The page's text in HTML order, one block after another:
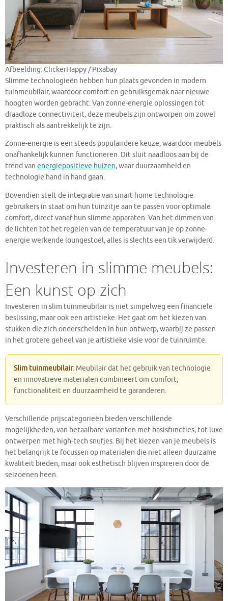
Afbeelding: ClickerHappy / Pixabay
Slimme technologieën hebben hun plaats gevonden in modern
tuinmeubilair, waardoor comfort en gebruiksgemak naar nieuwe
hoogten worden gebracht. Van zonne-energie oplossingen tot
draadloze connectiviteit, deze meubels zijn ontworpen om zowel
praktisch als aantrekkelijk te zijn.
Zonne-energie is een steeds populairdere keuze, waardoor meubels
onafhankelijk kunnen functioneren. Dit sluit naadloos aan bij de
trend van energiepositieve huizen, waar duurzaamheid en
technologie hand in hand gaan.
Bovendien stelt de integratie van smart home technologie
gebruikers in staat om hun tuinzitje aan te passen voor optimale
comfort, direct vanaf hun slimme apparaten. Van het dimmen van
de lichten tot het regelen van de temperatuur van je op zonne-
energie werkende loungestoel, alles is slechts een tik verwijderd.
Investeren in slimme meubels:
Een kunst op zich
Investeren in slim tuinmeubilair is niet simpelweg een financiële
beslissing, maar ook een artistieke. Het gaat om het kiezen van
stukken die zich onderscheiden in hun ontwerp, waarbij ze passen
in het grotere geheel van je artistieke visie voor de tuinruimte.
Slim tuinmeubilair: Meubilair dat het gebruik van technologie
en innovatieve materialen combineert om comfort,
functionaliteit en duurzaamheid te garanderen.
Verschillende prijscategorieën bieden verschillende
mogelijkheden, van betaalbare varianten met basisfuncties, tot luxe
ontwerpen met high-tech snufjes. Bij het kiezen van je meubels is
het belangrijk te focussen op materialen die niet alleen duurzame
kwaliteit bieden, maar ook esthetisch blijven inspireren door de
seizoenen heen.